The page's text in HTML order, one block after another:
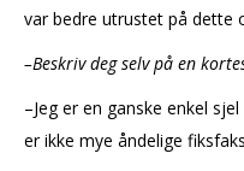
var bedre utrustet på dette
–Beskriv deg selv på en
–Jeg er en ganske enkel
er ikke mye åndelige